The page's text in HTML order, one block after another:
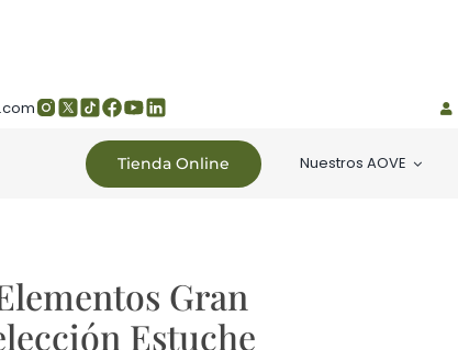
Tienda Online Nuestros AOVE
Gran
Estuche